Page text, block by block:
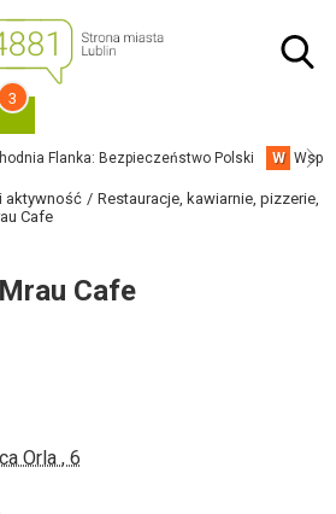
3
Flanka: Bezpieczeństwo Polski W
aktywność
Restauracje, kawiarnie, pizzerie,
Cafe
Mrau Cafe
Orla , 6